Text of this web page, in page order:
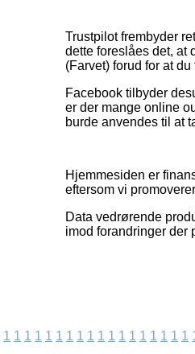
Trustpilot frembyder
dette foreslåes det,
(Farvet) forud for at
Facebook tilbyder
er der mange online
burde anvendes til at
Hjemmesiden er
eftersom vi
Data vedrørende
imod forandringer der
1 1 1 1 1 1 1 1 1 1 1 1 1 1 1 1 1 1